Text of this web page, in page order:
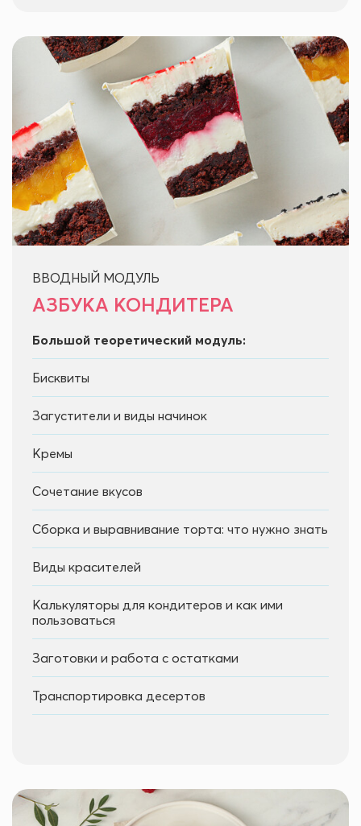
ВВОДНЫЙ МОДУЛЬ
АЗБУКА КОНДИТЕРА
Большой теоретический модуль:
Бисквиты
Загустители и виды начинок
Кремы
Сочетание вкусов
Сборка и выравнивание торта: что нужно знать
Виды красителей
Калькуляторы для кондитеров и как ими
пользоваться
Заготовки и работа с остатками
Транспортировка десертов